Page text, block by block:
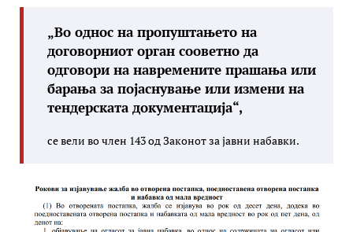
„Во однос на пропуштањето на
договорниот орган сооветно да
одговори на навремените прашања или
барања за појаснување или измени на
тендерската документација“,
се вели во член 143 од Законот за јавни набавки.